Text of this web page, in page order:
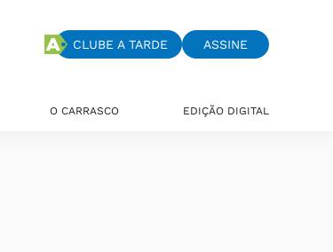
CLUBE A TARDE ASSINE
O CARRASCO EDIÇÃO DIGITAL